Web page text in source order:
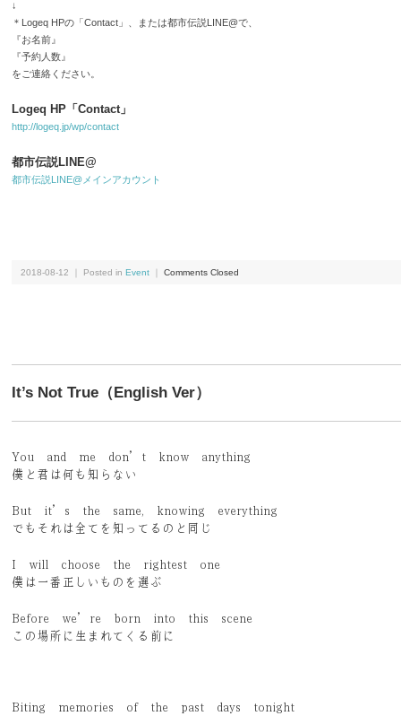
↓
＊Logeq HPの「Contact」、または都市伝説LINE@で、
『お名前』
『予約人数』
をご連絡ください。
Logeq HP「Contact」
http://logeq.jp/wp/contact
都市伝説LINE@
都市伝説LINE@メインアカウント
2018-08-12 ｜ Posted in Event Comments Closed
It’s Not True（English Ver）
You and me don’t know anything
僕と君は何も知らない
But it’s the same, knowing everything
でもそれは全てを知ってるのと同じ
I will choose the rightest one
僕は一番正しいものを選ぶ
Before we’re born into this scene
この場所に生まれてくる前に
Biting memories of the past days tonight